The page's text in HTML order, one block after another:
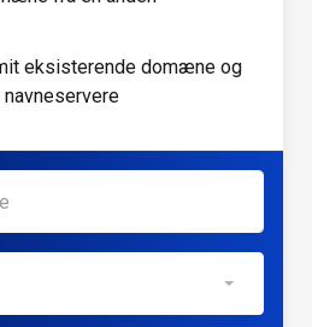
eksisterende domæne og